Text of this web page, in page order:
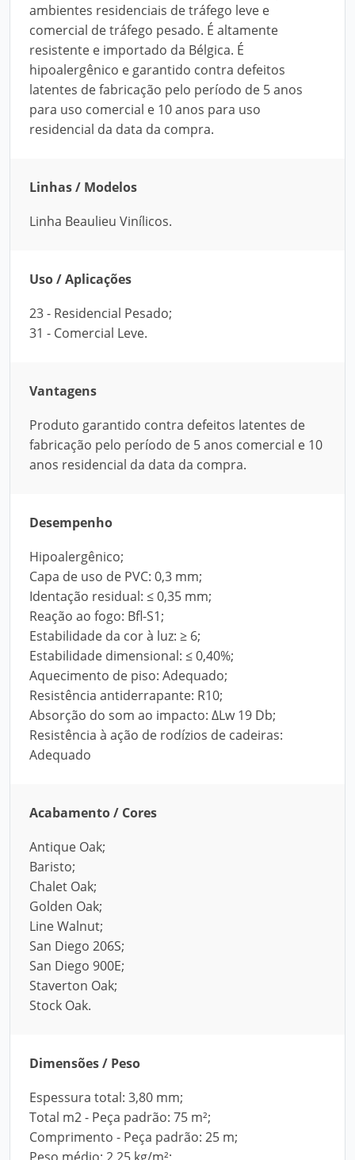
ambientes residenciais de tráfego leve e
comercial de tráfego pesado. É altamente
resistente e importado da Bélgica. É
hipoalergênico e garantido contra defeitos
latentes de fabricação pelo período de 5 anos
para uso comercial e 10 anos para uso
residencial da data da compra.
Linhas / Modelos
Linha Beaulieu Vinílicos.
Uso / Aplicações
23 - Residencial Pesado;
31 - Comercial Leve.
Vantagens
Produto garantido contra defeitos latentes de
fabricação pelo período de 5 anos comercial e 10
anos residencial da data da compra.
Desempenho
Hipoalergênico;
Capa de uso de PVC: 0,3 mm;
Identação residual: ≤ 0,35 mm;
Reação ao fogo: Bfl-S1;
Estabilidade da cor à luz: ≥ 6;
Estabilidade dimensional: ≤ 0,40%;
Aquecimento de piso: Adequado;
Resistência antiderrapante: R10;
Absorção do som ao impacto: ∆Lw 19 Db;
Resistência à ação de rodízios de cadeiras:
Adequado
Acabamento / Cores
Antique Oak;
Baristo;
Chalet Oak;
Golden Oak;
Line Walnut;
San Diego 206S;
San Diego 900E;
Staverton Oak;
Stock Oak.
Dimensões / Peso
Espessura total: 3,80 mm;
Total m2 - Peça padrão: 75 m²;
Comprimento - Peça padrão: 25 m;